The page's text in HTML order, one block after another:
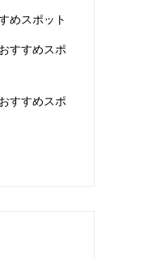
めスポット
すすめスポ
すすめスポ